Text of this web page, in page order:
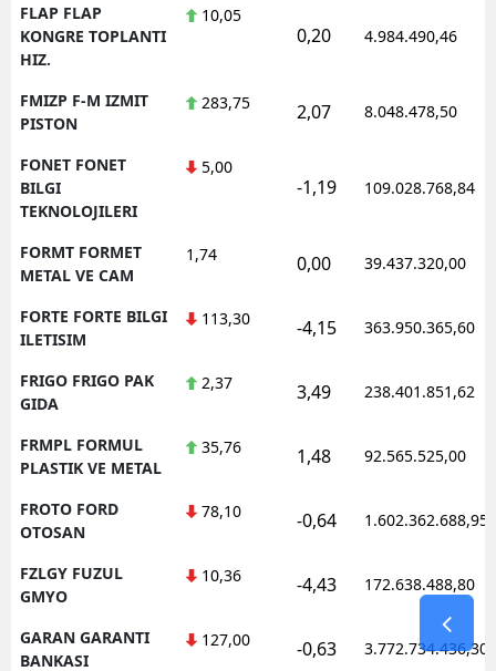
FLAP FLAP
KONGRE TOPLANTI
HIZ.
10,05
0,20 4.984.490,46
FMIZP F-M IZMIT
PISTON
283,75 2,07 8.048.478,50
FONET FONET
BILGI
TEKNOLOJILERI
5,00
-1,19 109.028.768,84
FORMT FORMET
METAL VE CAM
1,74 0,00 39.437.320,00
FORTE FORTE BILGI
ILETISIM
113,30 -4,15 363.950.365,60
FRIGO FRIGO PAK
GIDA
2,37 3,49 238.401.851,62
FRMPL FORMUL
PLASTIK VE METAL
35,76 1,48 92.565.525,00
FROTO FORD
OTOSAN
78,10 -0,64 1.602.362.688,95
FZLGY FUZUL
GMYO
10,36 -4,43 172.638.488,80
GARAN GARANTI
BANKASI
127,00 -0,63 3.772.734.436,30